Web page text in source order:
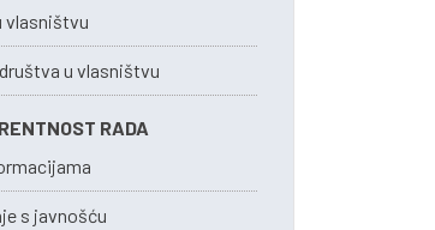
vlasništvu
u vlasništvu
RADA
s javnošću